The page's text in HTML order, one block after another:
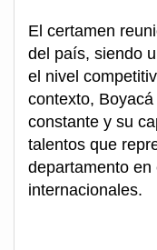
El certamen
del país, siendo
el nivel
contexto,
constante y su
talentos que
departamento
internacionales.